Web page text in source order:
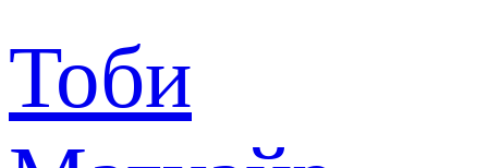
Тоби